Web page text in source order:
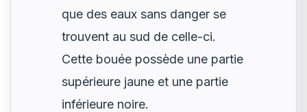
que des eaux sans danger se
trouvent au sud de celle-ci.
Cette bouée possède une partie
supérieure jaune et une partie
inférieure noire.